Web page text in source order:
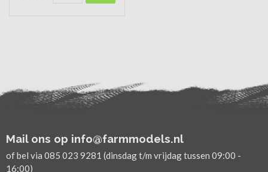
Mail ons op info@farmmodels.nl
of bel via 085 023 9281 (dinsdag t/m vrijdag tussen 09:00 -
16:00)